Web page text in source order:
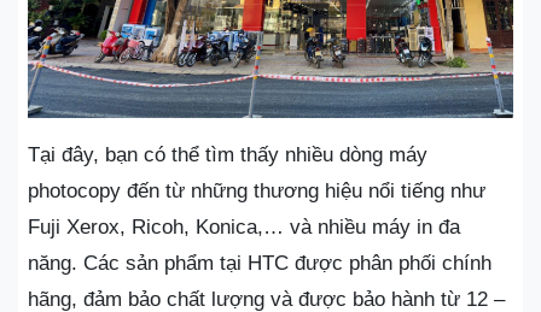
Tại đây, bạn có thể tìm thấy nhiều dòng máy
photocopy đến từ những thương hiệu nổi tiếng như
Fuji Xerox, Ricoh, Konica,… và nhiều máy in đa
năng. Các sản phẩm tại HTC được phân phối chính
hãng, đảm bảo chất lượng và được bảo hành từ 12 –